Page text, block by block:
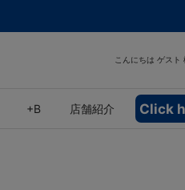
こんにちは ゲスト
+B 店舗紹介 Click